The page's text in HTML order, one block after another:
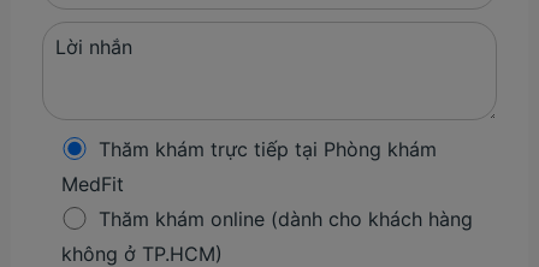
Thăm khám trực tiếp tại Phòng khám
MedFit
Thăm khám online (dành cho khách hàng
không ở TP.HCM)